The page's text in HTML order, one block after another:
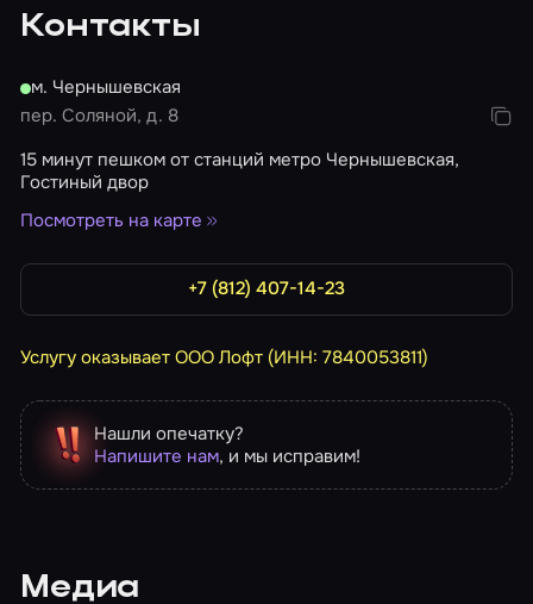
Контакты
м. Чернышевская
пер. Соляной, д. 8
15 минут пешком от станций метро Чернышевская,
Гостиный двор
Посмотреть на карте
+7 (812) 407-14-23
Услугу оказывает ООО Лофт (ИНН: 7840053811)
Нашли опечатку?
Напишите нам, и мы исправим!
Медиа